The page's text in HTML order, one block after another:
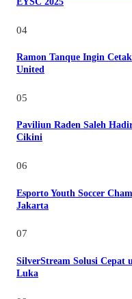
04
Ramon Tanque Ingin
United
05
Paviliun Raden Saleh
Cikini
06
Esporto Youth Soccer
Jakarta
07
SilverStream Solusi Cepat
Luka